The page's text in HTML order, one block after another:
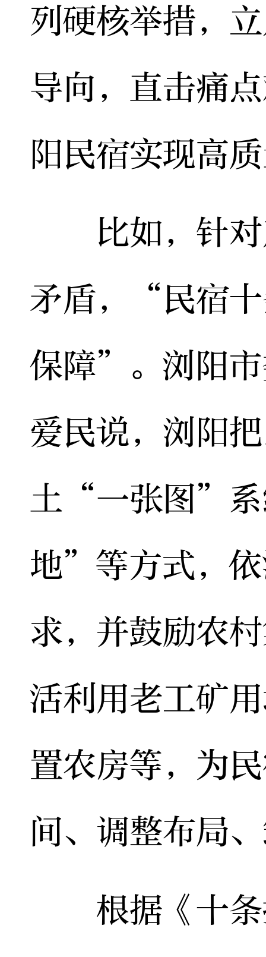
列硬核举措，
导向，直击痛
阳民宿实现高
比如，针对
矛盾，“民宿
保障”。浏阳
爱民说，浏阳
土“一张图”系
地”等方式，
求，并鼓励农
活利用老工矿
置农房等，为
间、调整布局
根据《十条